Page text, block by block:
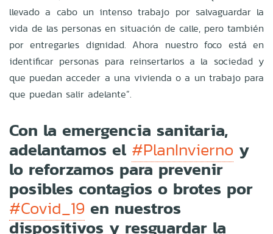
llevado a cabo un intenso trabajo por salvaguardar la
vida de las personas en situación de calle, pero también
por entregarles dignidad. Ahora nuestro foco está en
identificar personas para reinsertarlos a la sociedad y
que puedan acceder a una vivienda o a un trabajo para
que puedan salir adelante”.
Con la emergencia sanitaria,
adelantamos el #PlanInvierno y
lo reforzamos para prevenir
posibles contagios o brotes por
#Covid_19 en nuestros
dispositivos y resguardar la